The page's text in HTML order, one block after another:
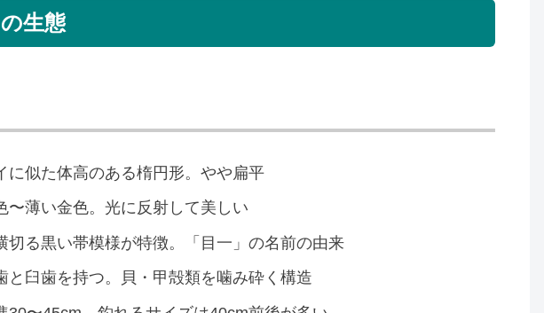
生態
に似た体高のある楕円形。やや扁平
〜薄い金色。光に反射して美しい
切る黒い帯模様が特徴。「目一」の名前の由来
と臼歯を持つ。貝・甲殻類を噛み砕く構造